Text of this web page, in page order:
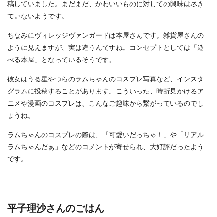
稿していました。まだまだ、かわいいものに対しての興味は尽き
ていないようです。
ちなみにヴィレッジヴァンガードは本屋さんです。雑貨屋さんの
ように見えますが、実は違うんですね。コンセプトとしては「遊
べる本屋」となっているそうです。
彼女はうる星やつらのラムちゃんのコスプレ写真など、インスタ
グラムに投稿することがあります。こういった、時折見かけるア
ニメや漫画のコスプレは、こんなご趣味から繋がっているのでし
ょうね。
ラムちゃんのコスプレの際は、「可愛いだっちゃ！」や「リアル
ラムちゃんだぁ」などのコメントが寄せられ、大好評だったよう
です。
平子理沙さんのごはん